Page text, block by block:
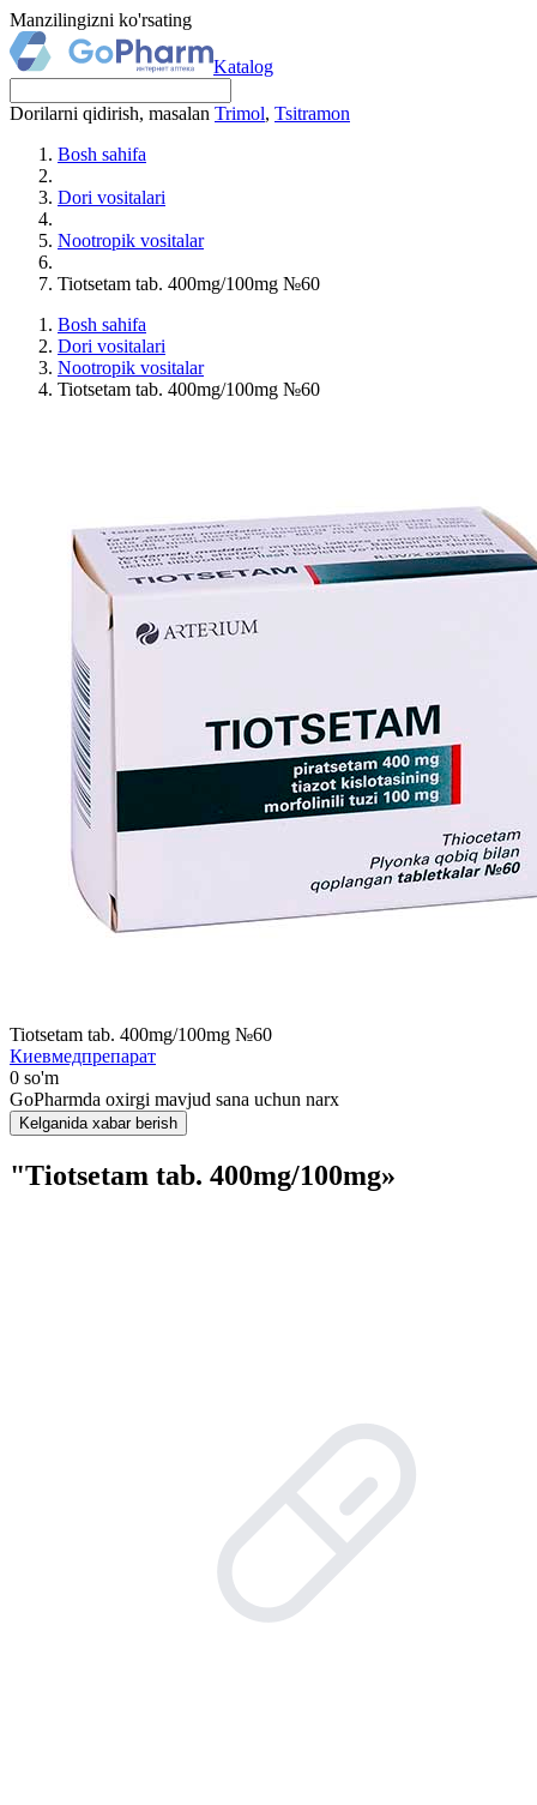
Manzilingizni ko'rsating
Katalog
Dorilarni qidirish, masalan Trimol, Tsitramon
Bosh sahifa
Dori vositalari
Nootropik vositalar
Tiotsetam tab. 400mg/100mg №60
Bosh sahifa
Dori vositalari
Nootropik vositalar
Tiotsetam tab. 400mg/100mg №60
Tiotsetam tab. 400mg/100mg №60
Киевмедпрепарат
0 so'm
GoPharmda oxirgi mavjud sana uchun narx
Kelganida xabar berish
"Tiotsetam tab. 400mg/100mg»